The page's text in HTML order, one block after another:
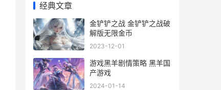
经典文章
金铲铲之战 金铲铲之战破
解版无限金币
2023-12-01
游戏黑羊剧情策略 黑羊国
产游戏
2024-01-14